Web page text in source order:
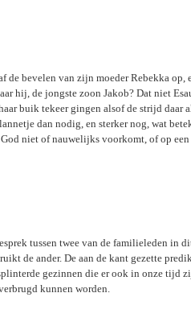
de bevelen van zijn moeder Rebekka
hij, de jongste zoon Jakob? Dat niet
buik tekeer gingen alsof de strijd daar
dan nodig, en sterker nog, wat
niet of nauwelijks voorkomt, of op
tussen twee van de familieleden in
de ander. De aan de kant gezette
gezinnen die er ook in onze tijd
kunnen worden.